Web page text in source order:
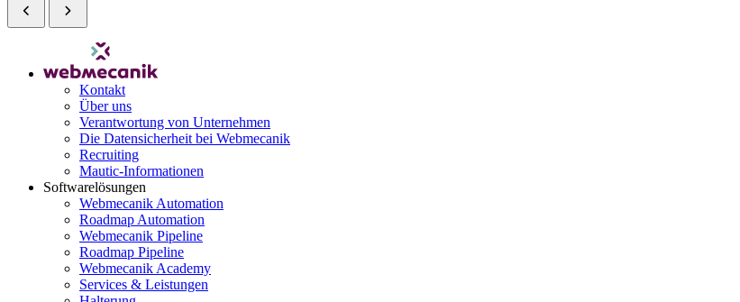
Kontakt
Über uns
Verantwortung von Unternehmen
Die Datensicherheit bei Webmecanik
Recruiting
Mautic-Informationen
Softwarelösungen
Webmecanik Automation
Roadmap Automation
Webmecanik Pipeline
Roadmap Pipeline
Webmecanik Academy
Services & Leistungen